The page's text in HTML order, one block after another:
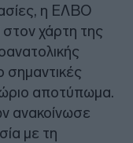
η ΕΛΒΟ
στον χάρτη της
αποτύπωμα.
ανακοίνωσε
με τη